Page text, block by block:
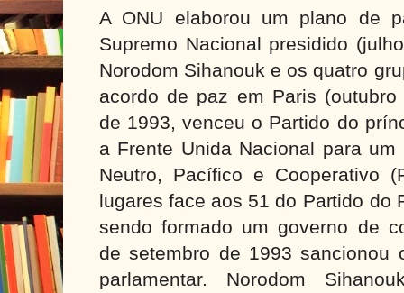
A ONU elaborou um plano de
Supremo Nacional presidido
Norodom Sihanouk e os quatro
acordo de paz em Paris
de 1993, venceu o Partido do
a Frente Unida Nacional para um
Neutro, Pacífico e Cooperativo
lugares face aos 51 do Partido do
sendo formado um governo de
de setembro de 1993 sancionou
parlamentar. Norodom